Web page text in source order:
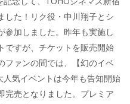
した！リク役・中川翔子とシ
参加しました。昨年も実施し
ですが、チケットを販売開始
ファンの間では、【幻のイベ
気イベントは今年も告知開始
完売となりました。プレミア